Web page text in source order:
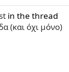
in the thread
(και όχι μόνο)